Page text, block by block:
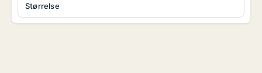
Størrelse